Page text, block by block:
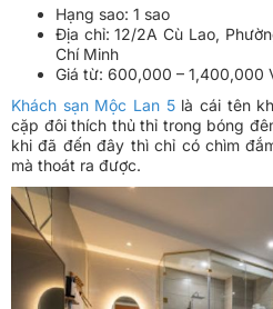
Hạng sao: 1 sao
Địa chỉ: 12/2A Cù Lao,
Chí Minh
Giá từ: 600,000 – 1,400,000
Khách sạn Mộc Lan 5là cái tên
cặp đôi thích thủ thỉ trong bóng
khi đã đến đây thì chỉ có chìm
mà thoát ra được.